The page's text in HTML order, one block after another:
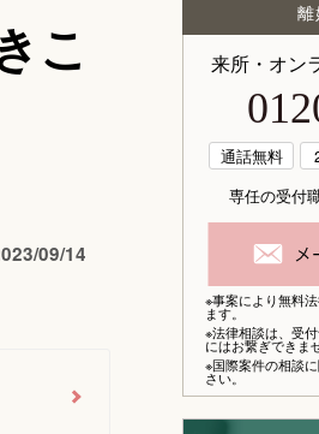
こ
09/14
来所・オン
通話無料
専任の受付
※事案により無料
ます。
※法律相談は、 受
にはお繋ぎできま
※国際案件の相談
さい。